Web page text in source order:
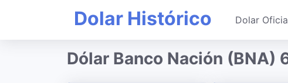
Dolar Histórico Dolar
Dólar Banco Nación (BNA)